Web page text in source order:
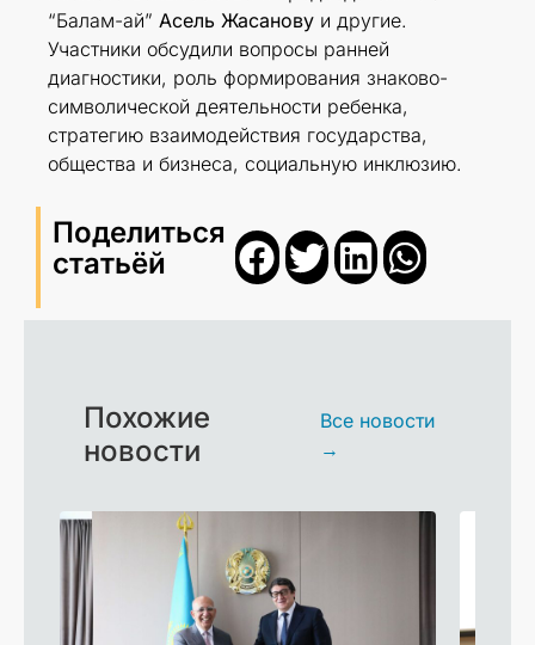
“Балам-ай” Асель Жасанову и другие.
Участники обсудили вопросы ранней
диагностики, роль формирования знаково-
символической деятельности ребенка,
стратегию взаимодействия государства,
общества и бизнеса, социальную инклюзию.
Поделиться
статьёй
Похожие
новости
Все новости
→